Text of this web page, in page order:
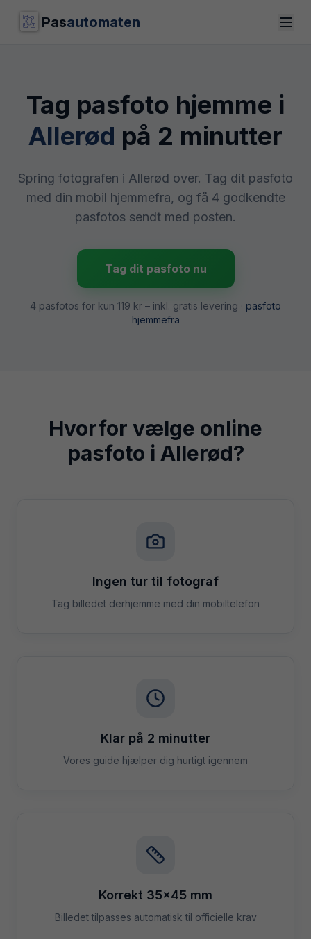
Pasautomaten
Tag pasfoto hjemme i
Allerød på 2 minutter
Spring fotografen i Allerød over. Tag dit pasfoto
med din mobil hjemmefra, og få 4 godkendte
pasfotos sendt med posten.
Tag dit pasfoto nu
4 pasfotos for kun 119 kr – inkl. gratis levering · pasfoto
hjemmefra
Hvorfor vælge online
pasfoto i Allerød?
Ingen tur til fotograf
Tag billedet derhjemme med din mobiltelefon
Klar på 2 minutter
Vores guide hjælper dig hurtigt igennem
Korrekt 35×45 mm
Billedet tilpasses automatisk til officielle krav